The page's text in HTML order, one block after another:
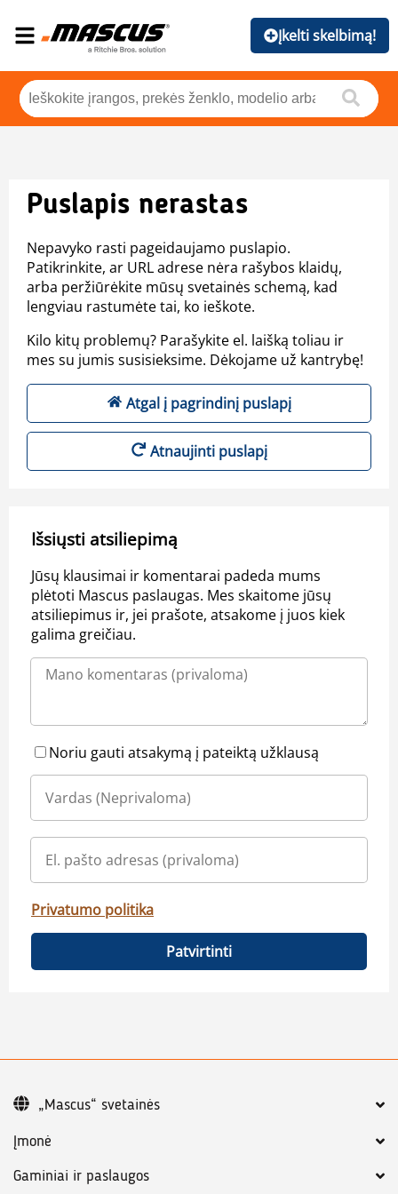
Įkelti skelbimą!
Puslapis nerastas
Nepavyko rasti pageidaujamo puslapio.
Patikrinkite, ar URL adrese nėra rašybos klaidų,
arba peržiūrėkite mūsų svetainės schemą, kad
lengviau rastumėte tai, ko ieškote.
Kilo kitų problemų? Parašykite el. laišką toliau ir
mes su jumis susisieksime. Dėkojame už kantrybę!
Atgal į pagrindinį puslapį
Atnaujinti puslapį
Išsiųsti atsiliepimą
Jūsų klausimai ir komentarai padeda mums
plėtoti Mascus paslaugas. Mes skaitome jūsų
atsiliepimus ir, jei prašote, atsakome į juos kiek
galima greičiau.
Noriu gauti atsakymą į pateiktą užklausą
Privatumo politika
Patvirtinti
Įmonė
Gaminiai ir paslaugos
„Mascus“ svetainės